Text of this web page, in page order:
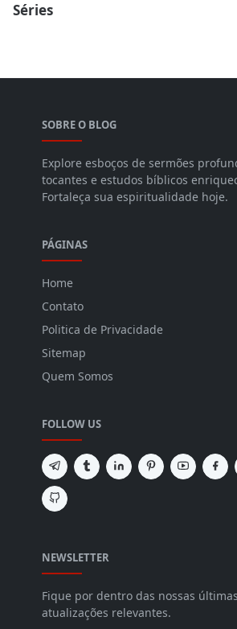
Séries
SOBRE O BLOG
Explore esboços de sermões
tocantes e estudos bíblicos
Fortaleça sua espiritualidade hoje.
PÁGINAS
Home
Contato
Politica de Privacidade
Sitemap
Quem Somos
FOLLOW US
NEWSLETTER
Fique por dentro das nossas
atualizações relevantes.